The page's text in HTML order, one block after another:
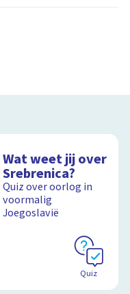
Wat weet jij over
Srebrenica?
Quiz over oorlog in
voormalig
Joegoslavië
Quiz